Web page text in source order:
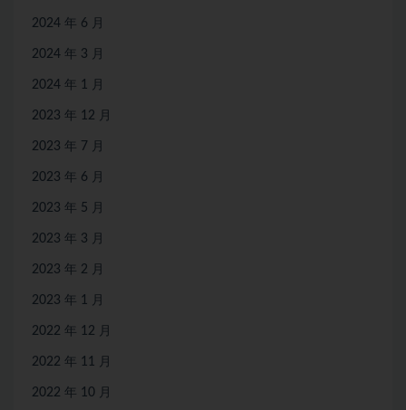
2024 年 6 月
2024 年 3 月
2024 年 1 月
2023 年 12 月
2023 年 7 月
2023 年 6 月
2023 年 5 月
2023 年 3 月
2023 年 2 月
2023 年 1 月
2022 年 12 月
2022 年 11 月
2022 年 10 月